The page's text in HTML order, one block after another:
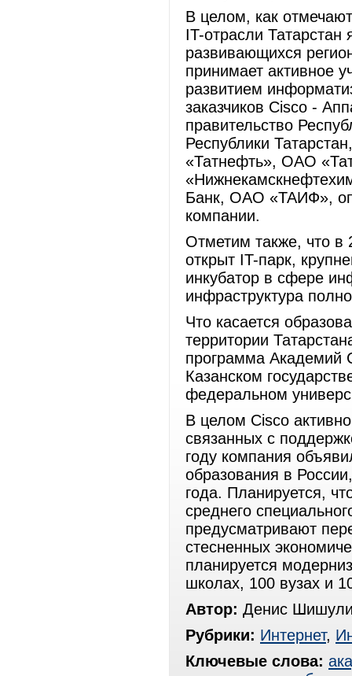
В целом, как
IT-отрасли
развивающихся
принимает активное
развитием
заказчиков Cisco -
правительство
Республики
«Татнефть», ОАО
Банк, ОАО «ТАИФ»,
компании.
Отметим также, что в
открыт IT-парк,
инкубатор в сфере
инфраструктура
Что касается
территории
программа Академий
Казанском
федеральном
В целом Cisco
связанных с
году компания
образования в
года. Планируется,
среднего
предусматривают
стесненных
планируется
школах, 100 вузах и
Автор: Денис
Рубрики: Интернет,
Ключевые слова: